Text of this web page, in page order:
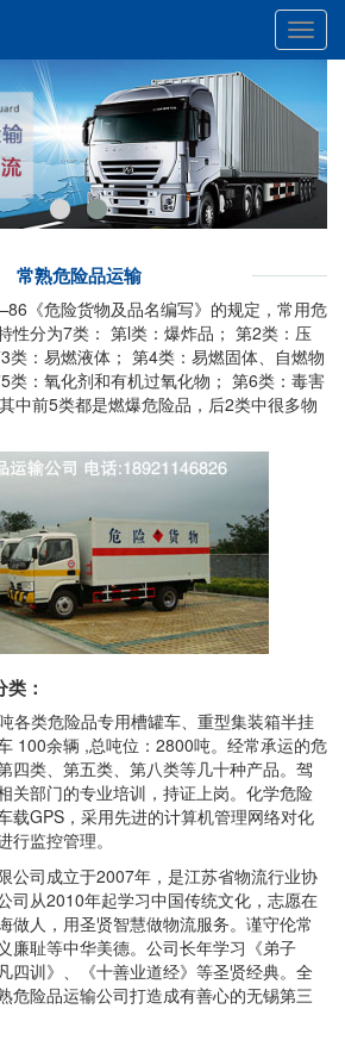
常熟危险品运输
《危险货物及品名编写》的规定，常用危
性分为7类： 第l类：爆炸品； 第2类：压
类：易燃液体； 第4类：易燃固体、自燃物
类：氧化剂和有机过氧化物； 第6类：毒害
中前5类都是燃爆危险品，后2类中很多物
：
各类危险品专用槽罐车、重型集装箱半挂
100余辆 ,总吨位：2800吨。经常承运的危
四类、第五类、第八类等几十种产品。驾
关部门的专业培训，持证上岗。化学危险
载GPS，采用先进的计算机管理网络对化
监控管理。
公司成立于2007年，是江苏省物流行业协
司从2010年起学习中国传统文化，志愿在
做人，用圣贤智慧做物流服务。谨守伦常
廉耻等中华美德。公司长年学习《弟子
四训》、《十善业道经》等圣贤经典。全
危险品运输公司打造成有善心的无锡第三